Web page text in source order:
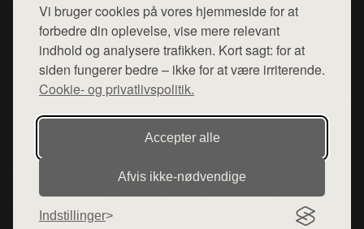
Vi bruger cookies på vores hjemmeside for at
forbedre din oplevelse, vise mere relevant
indhold og analysere trafikken. Kort sagt: for at
siden fungerer bedre – ikke for at være irriterende.
Cookie- og privatlivspolitik.
Accepter alle
Afvis ikke‑nødvendige
Indstillinger
Top Rabatter
Kontakt
Mail: hej@want.dk
Cookie- og privatlivspolitik
Denne side er en del af want.dk, der udgiver en række
hjemmesider med præsentation af forskellige produkter fra
diverse webshops. Der sælges ikke varer fra denne side - vi
henviser til de shops, som sælger varen. Vi har heller ikke
varerne på lager.